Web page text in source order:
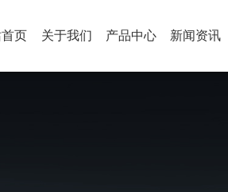
页 关于我们 产品中心 新闻资讯